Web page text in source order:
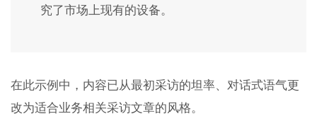
究了市场上现有的设备。
在此示例中，内容已从最初采访的坦率、对话式语气更
改为适合业务相关采访文章的风格。